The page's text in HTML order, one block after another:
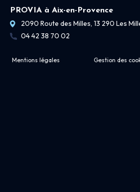
PROVIA à Aix-en-Provence
2090 Route des Milles, 13 290 Les
04 42 38 70 02
Mentions légales Gestion des